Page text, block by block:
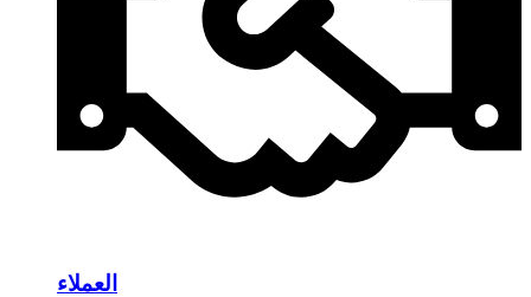
العملاء